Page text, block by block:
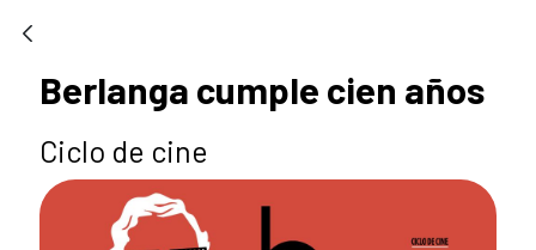
Berlanga cumple cien años
Ciclo de cine